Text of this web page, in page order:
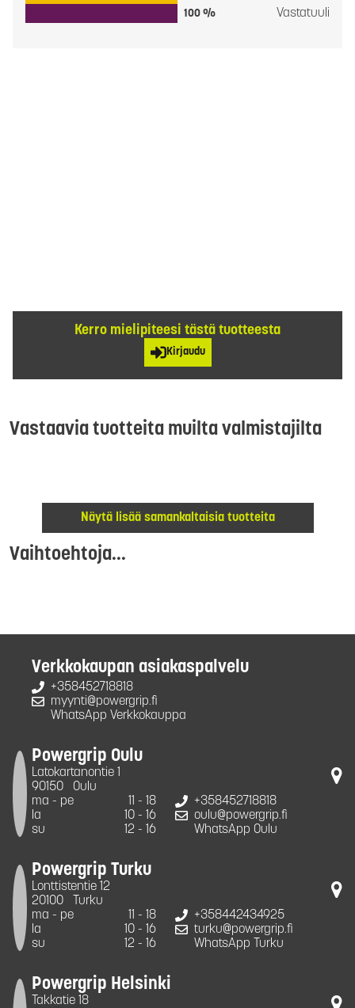
100 % Vastatuuli
Kerro mielipiteesi tästä tuotteesta
Kirjaudu
Vastaavia tuotteita muilta valmistajilta
Näytä lisää samankaltaisia tuotteita
Vaihtoehtoja...
Verkkokaupan asiakaspalvelu
+358452718818
myynti@powergrip.fi
WhatsApp Verkkokauppa
Powergrip Oulu
Latokartanontie 1
90150
Oulu
ma - pe
11 - 18
la
10 - 16
su
12 - 16
+358452718818
oulu@powergrip.fi
WhatsApp Oulu
Powergrip Turku
Lonttistentie 12
20100
Turku
ma - pe
11 - 18
la
10 - 16
su
12 - 16
+358442434925
turku@powergrip.fi
WhatsApp Turku
Powergrip Helsinki
Takkatie 18